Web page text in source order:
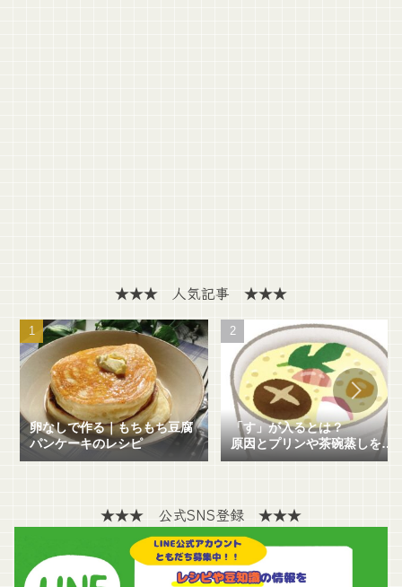
★★★ 人気記事 ★★★
卵なしで作る｜もちもち豆腐
パンケーキのレシピ
「す」が入るとは？
原因とプリンや茶碗蒸しを失
敗せずに作る方法を解説！
★★★ 公式SNS登録 ★★★